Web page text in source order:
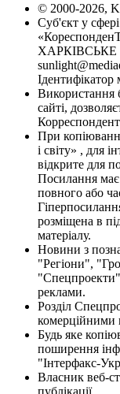
© 2000-2026,
Суб'єкт у
ХАРКІВСЬКЕ
Ідентифікатор
Використання
сайті,
При
і світу» , для
відкрите для
Посилання має
повного або
розміщена в
матеріалу.
Новини з
"Регіони",
реклами.
Розділ
комерційними
Будь яке
поширення
"Інтерфакс-
Власник веб-
публікації.